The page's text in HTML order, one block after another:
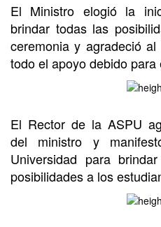
El Ministro elogió la
brindar todas las
ceremonia y agradeció
todo el apoyo debido
El Rector de la ASPU
del ministro y
Universidad para
posibilidades a los